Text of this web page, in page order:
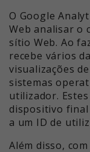
O Google
Web analisar o
sítio Web. Ao
recebe vários
visualizações
sistemas
utilizador.
dispositivo
a um ID de
Além disso,